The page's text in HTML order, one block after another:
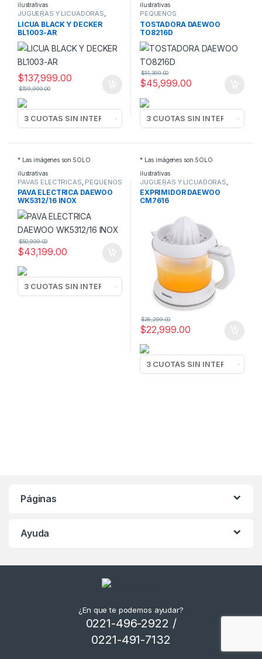
ilustrativas
JUGUERAS Y LICUADORAS
PEQUEÑOS
ELECTRODOMESTICOS
LICUA BLACK Y DECKER
BL1003-AR
$137,999.00
$159,999.00
ilustrativas
PEQUEÑOS
TOSTADORAS
TOSTADORA DAEWOO
TO8216D
$45,999.00
$51,399.00
* Las imágenes son SOLO
ilustrativas
PAVAS ELECTRICAS PEQUEÑOS
ELECTRODOMESTICOS
PAVA ELECTRICA DAEWOO
WK5312/16 INOX
$43,199.00
$50,999.00
* Las imágenes son SOLO
ilustrativas
JUGUERAS Y LICUADORAS
PEQUEÑOS
ELECTRODOMESTICOS
EXPRIMIDOR DAEWOO
CM7616
$22,999.00
$26,299.00
Páginas
Ayuda
¿En que te podemos ayudar?
0221-496-2922 /
0221-491-7132